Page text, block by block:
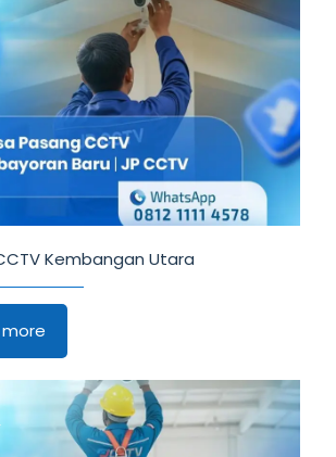
Kembangan Utara